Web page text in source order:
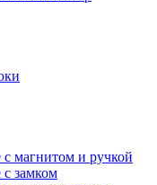
магнитом и ручкой
замком